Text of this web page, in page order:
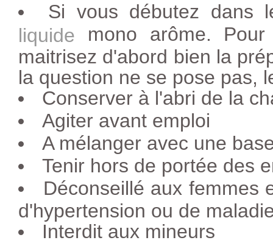
Si vous débutez dans
liquide mono arôme.
maitrisez d'abord bien la
la question ne se pose pas,
Conserver à l'abri de la
Agiter avant emploi
A mélanger avec une
Tenir hors de portée des
Déconseillé aux femmes
d'hypertension ou de
Interdit aux mineurs